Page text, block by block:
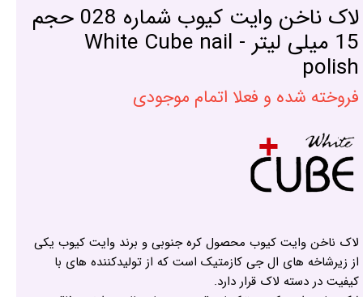
لاک ناخن وایت کیوب شماره 028 حجم
15 میلی لیتر - White Cube nail
polish
فروخته شده و فعلا اتمام موجودی
لاک ناخن وایت کیوب محصول کره جنوبی و برند وایت کیوب یکی
از زیرشاخه های ال جی کازمتیک است که از تولیدکننده های با
کیفیت در دسته لاک قرار دارد.